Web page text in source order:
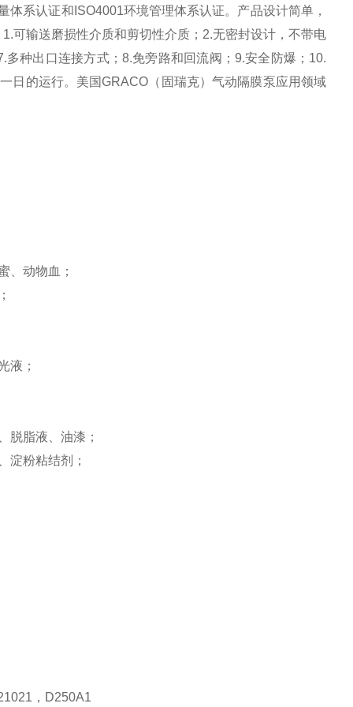
系认证和ISO4001环境管理体系认证。产品设计简单，
可输送磨损性介质和剪切性介质；2.无密封设计，不带电
种出口连接方式；8.免旁路和回流阀；9.安全防爆；10.
日的运行。美国GRACO（固瑞克）气动隔膜泵应用领域
、动物血；
液；
脱脂液、油漆；
淀粉粘结剂；
，D250A1